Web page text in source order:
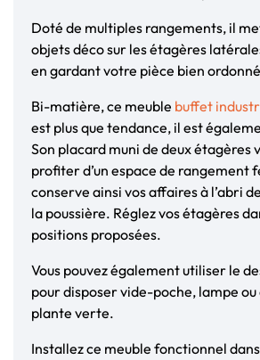
Doté de multiples rangements, il
objets déco sur les étagères
en gardant votre pièce bien
Bi-matière, ce meuble buffet
est plus que tendance, il est
Son placard muni de deux étagères
profiter d’un espace de rangement
conserve ainsi vos affaires à l’abri
la poussière. Réglez vos étagères
positions proposées.
Vous pouvez également utiliser le
pour disposer vide-poche, lampe
plante verte.
Installez ce meuble fonctionnel